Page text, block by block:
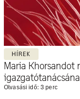
HÍREK
Maria Khorsandot
Olvasási idő: 3 perc